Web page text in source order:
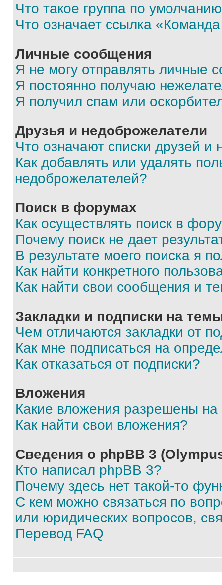
Что такое группа по
Что означает ссылка
Личные сообщения
Я не могу отправлять личные
Я постоянно получаю
Я получил спам или
Друзья и недоброжелатели
Что означают списки друзей и
Как добавлять или удалять
недоброжелателей?
Поиск в форумах
Как осуществлять поиск в
Почему поиск не дает
В результате моего поиска я
Как найти конкретного
Как найти свои сообщения и
Закладки и подписки на
Чем отличаются закладки от
Как мне подписаться на
Как отказаться от подписки?
Вложения
Какие вложения разрешены
Как найти свои вложения?
Сведения о phpBB 3
Кто написал phpBB 3?
Почему здесь нет такой-то
С кем можно связаться по
или юридических вопросов,
Перевод FAQ